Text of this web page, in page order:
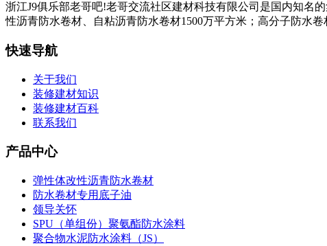
浙江J9俱乐部老哥吧!老哥交流社区建材科技有限公司是国内知名
性沥青防水卷材、自粘沥青防水卷材1500万平方米；高分子防水
快速导航
关于我们
装修建材知识
装修建材百科
联系我们
产品中心
弹性体改性沥青防水卷材
防水卷材专用底子油
领导关怀
SPU（单组份）聚氨酯防水涂料
聚合物水泥防水涂料（JS）